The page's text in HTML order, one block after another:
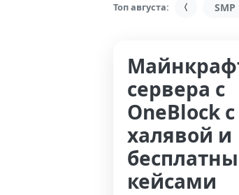
Топ августа:
сервера с
OneBlock с
халявой и
кейсами